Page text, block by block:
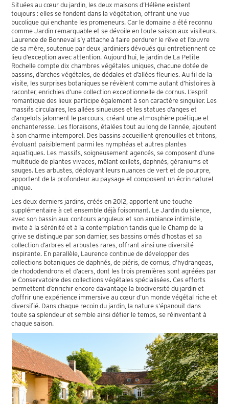
Situées au cœur du jardin, les deux maisons d’Hélène existent
toujours : elles se fondent dans la végétation, offrant une vue
bucolique qui enchante les promeneurs. Car le domaine a été reconnu
comme Jardin remarquable et se dévoile en toute saison aux visiteurs.
Laurence de Bonneval s’y attache à faire perdurer le rêve et l’œuvre
de sa mère, soutenue par deux jardiniers dévoués qui entretiennent ce
lieu d’exception avec attention. Aujourd’hui, le jardin de La Petite
Rochelle compte dix chambres végétales uniques, chacune dotée de
bassins, d’arches végétales, de dédales et d’allées fleuries. Au fil de la
visite, les surprises botaniques se révèlent comme autant d’histoires à
raconter, enrichies d’une collection exceptionnelle de cornus. L’esprit
romantique des lieux participe également à son caractère singulier. Les
massifs circulaires, les allées sinueuses et les statues d’anges et
d’angelots jalonnent le parcours, créant une atmosphère poétique et
enchanteresse. Les floraisons, étalées tout au long de l’année, ajoutent
à son charme intemporel. Des bassins accueillent grenouilles et tritons,
évoluant paisiblement parmi les nymphéas et autres plantes
aquatiques. Les massifs, soigneusement agencés, se composent d’une
multitude de plantes vivaces, mêlant œillets, daphnés, géraniums et
sauges. Les arbustes, déployant leurs nuances de vert et de pourpre,
apportent de la profondeur au paysage et composent un écrin naturel
unique.
Les deux derniers jardins, créés en 2012, apportent une touche
supplémentaire à cet ensemble déjà foisonnant. Le Jardin du silence,
avec son bassin aux contours anguleux et son ambiance intimiste,
invite à la sérénité et à la contemplation tandis que le Champ de la
grive se distingue par son damier, ses bassins ornés d’hostas et sa
collection d’arbres et arbustes rares, offrant ainsi une diversité
inspirante. En parallèle, Laurence continue de développer des
collections botaniques de daphnés, de piéris, de cornus, d’hydrangeas,
de rhododendrons et d’acers, dont les trois premières sont agréées par
le Conservatoire des collections végétales spécialisées. Ces efforts
permettent d’enrichir encore davantage la biodiversité du jardin et
d’offrir une expérience immersive au cœur d’un monde végétal riche et
diversifié. Dans chaque recoin du jardin, la nature s’épanouit dans
toute sa splendeur et semble ainsi défier le temps, se réinventant à
chaque saison.